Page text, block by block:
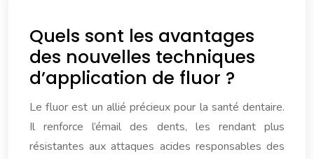
Quels sont les avantages
des nouvelles techniques
d’application de fluor ?
Le fluor est un allié précieux pour la santé dentaire.
Il renforce l’émail des dents, les rendant plus
résistantes aux attaques acides responsables des